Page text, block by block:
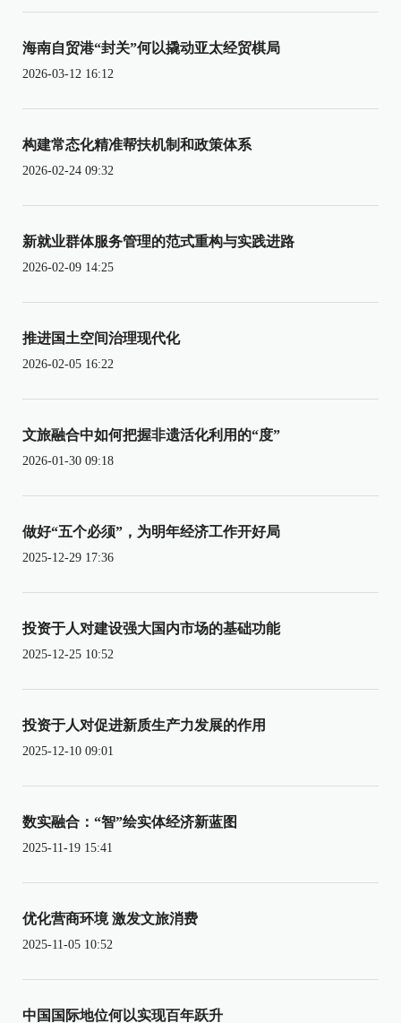
海南自贸港“封关”何以撬动亚太经贸棋局
2026-03-12 16:12
构建常态化精准帮扶机制和政策体系
2026-02-24 09:32
新就业群体服务管理的范式重构与实践进路
2026-02-09 14:25
推进国土空间治理现代化
2026-02-05 16:22
文旅融合中如何把握非遗活化利用的“度”
2026-01-30 09:18
做好“五个必须”，为明年经济工作开好局
2025-12-29 17:36
投资于人对建设强大国内市场的基础功能
2025-12-25 10:52
投资于人对促进新质生产力发展的作用
2025-12-10 09:01
数实融合：“智”绘实体经济新蓝图
2025-11-19 15:41
优化营商环境 激发文旅消费
2025-11-05 10:52
中国国际地位何以实现百年跃升